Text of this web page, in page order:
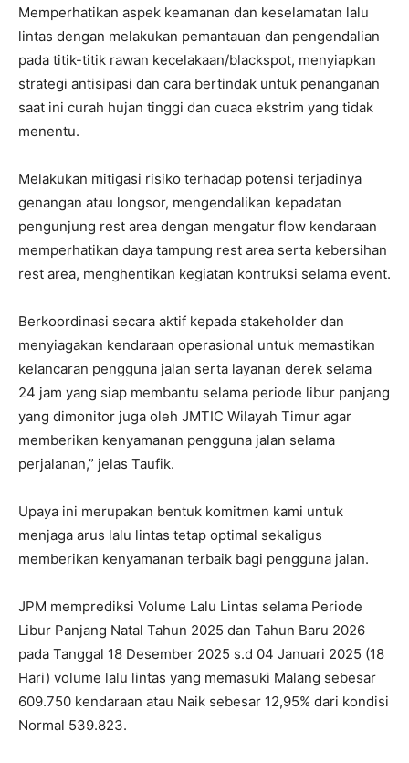
Memperhatikan aspek keamanan dan keselamatan lalu
lintas dengan melakukan pemantauan dan pengendalian
pada titik-titik rawan kecelakaan/blackspot, menyiapkan
strategi antisipasi dan cara bertindak untuk penanganan
saat ini curah hujan tinggi dan cuaca ekstrim yang tidak
menentu.
Melakukan mitigasi risiko terhadap potensi terjadinya
genangan atau longsor, mengendalikan kepadatan
pengunjung rest area dengan mengatur flow kendaraan
memperhatikan daya tampung rest area serta kebersihan
rest area, menghentikan kegiatan kontruksi selama event.
Berkoordinasi secara aktif kepada stakeholder dan
menyiagakan kendaraan operasional untuk memastikan
kelancaran pengguna jalan serta layanan derek selama
24 jam yang siap membantu selama periode libur panjang
yang dimonitor juga oleh JMTIC Wilayah Timur agar
memberikan kenyamanan pengguna jalan selama
perjalanan,” jelas Taufik.
Upaya ini merupakan bentuk komitmen kami untuk
menjaga arus lalu lintas tetap optimal sekaligus
memberikan kenyamanan terbaik bagi pengguna jalan.
JPM memprediksi Volume Lalu Lintas selama Periode
Libur Panjang Natal Tahun 2025 dan Tahun Baru 2026
pada Tanggal 18 Desember 2025 s.d 04 Januari 2025 (18
Hari) volume lalu lintas yang memasuki Malang sebesar
609.750 kendaraan atau Naik sebesar 12,95% dari kondisi
Normal 539.823.